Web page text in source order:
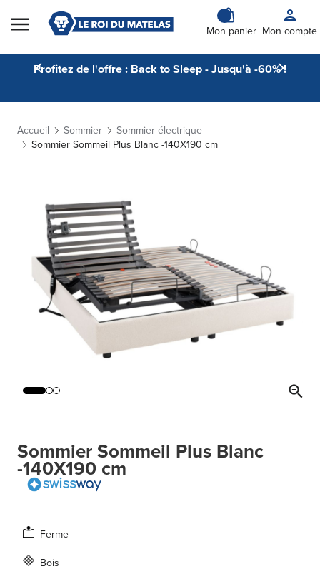
Skip to Content
Mon panier Mon compte
Profitez de l'offre : Back to Sleep - Jusqu'à -60% !
Accueil Sommier
Sommier électrique
Sommier Sommeil Plus Blanc -140X190 cm
Sommier Sommeil Plus Blanc
-140X190 cm
Ferme
Bois